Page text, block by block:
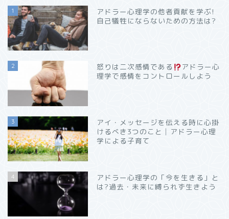
1
アドラー心理学の他者貢献を学ぶ!
自己犠牲にならないための方法は?
2 怒りは二次感情である
アドラー心
理学で感情をコントロールしよう
3
アイ・メッセージを伝える時に心掛
けるべき3つのこと│アドラー心理
学による子育て
4
アドラー心理学の「今を生きる」と
は?過去・未来に縛られず生きよう